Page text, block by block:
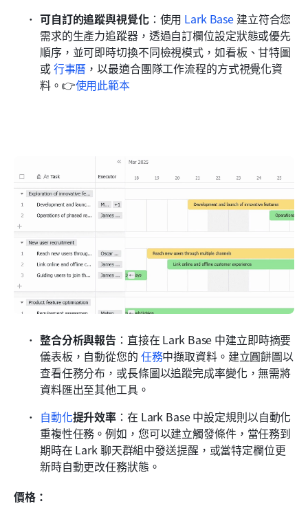
可自訂的追蹤與視覺化：使用 Lark Base 建立符合您
需求的生產力追蹤器，透過自訂欄位設定狀態或優先
順序，並可即時切換不同檢視模式，如看板、甘特圖
或 行事曆 ，以最適合團隊工作流程的方式視覺化資
料。👉使用此範本
整合分析與報告 ：直接在 Lark Base 中建立即時摘要
儀表板，自動從您的 任務中擷取資料。建立圓餅圖以
查看任務分布，或長條圖以追蹤完成率變化，無需將
資料匯出至其他工具。
自動化提升效率 ：在 Lark Base 中設定規則以自動化
重複性任務。例如，您可以建立觸發條件，當任務到
期時在 Lark 聊天群組中發送提醒，或當特定欄位更
新時自動更改任務狀態。
價格：